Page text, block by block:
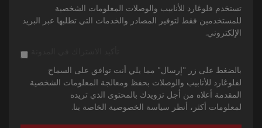
تستخدم فلوڠارد للأنابيب والوصلات المعلومات الشخصية
للمستخدمين فقط لتوفير المصادر والخدمات التي تطلبها عبر البريد
الإلكتروني.
بالضغط على زر "إرسال" مما يلي أنت توافق على السماح
لفلوڠارد للأنابيب والوصلات بحفظ ومعالجة المعلومات الشخصية
المقدمة أعلاه من أجل تزويدك بالمحتوى الذي تريده
لمعلومات أكثر، أنظر سياسة الخصوصية الخاصة بنا.